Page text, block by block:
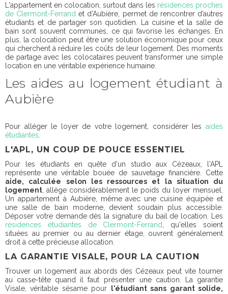
L'appartement en colocation, surtout dans les résidences proches
de Clermont-Ferrand et d’Aubière, permet de rencontrer d’autres
étudiants et de partager son quotidien. La cuisine et la salle de
bain sont souvent communes, ce qui favorise les échanges. En
plus, la colocation peut être une solution économique pour ceux
qui cherchent à réduire les coûts de leur logement. Des moments
de partage avec les colocataires peuvent transformer une simple
location en une véritable expérience humaine.
Les aides au logement étudiant à
Aubière
Pour alléger le loyer de votre logement, considérer les aides
étudiantes
L'APL, UN COUP DE POUCE ESSENTIEL
Pour les étudiants en quête d'un studio aux Cézeaux, l'APL
représente une véritable bouée de sauvetage financière. Cette
aide, calculée selon les ressources et la situation du
logement , allège considérablement le poids du loyer mensuel.
Un appartement à Aubière, même avec une cuisine équipée et
une salle de bain moderne, devient soudain plus accessible.
Déposer votre demande dès la signature du bail de location. Les
résidences étudiantes de Clermont-Ferrand , qu'elles soient
situées au premier ou au dernier étage, ouvrent généralement
droit à cette précieuse allocation.
LA GARANTIE VISALE, POUR LA CAUTION
Trouver un logement aux abords des Cézeaux peut vite tourner
au casse-tête quand il faut présenter une caution. La garantie
Visale, véritable sésame pour l'étudiant sans garant solide,